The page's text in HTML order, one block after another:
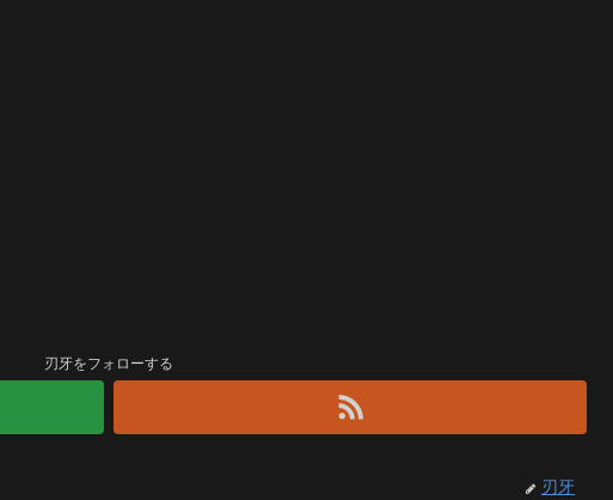
刃牙をフォローする
刃牙